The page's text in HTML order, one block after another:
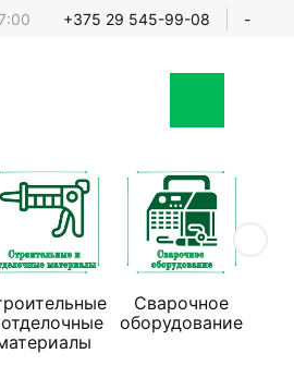
+375 29 545-99-08 -
Сварочное
оборудование